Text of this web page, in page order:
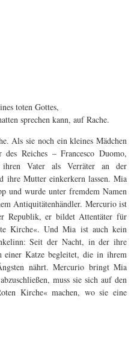
toten Gottes,
sprechen kann, auf Rache.
Als sie noch ein kleines Mädchen
Reiches – Francesco Duomo,
ihren Vater als Verräter an der
ihre Mutter einkerkern lassen. Mia
und wurde unter fremdem Namen
Antiquitätenhändler. Mercurio ist
Republik, er bildet Attentäter für
Kirche«. Und Mia ist auch kein
Seit der Nacht, in der ihre
Katze begleitet, die in ihrem
nährt. Mercurio bringt Mia
muss sie sich auf den
Kirche« machen, wo sie eine